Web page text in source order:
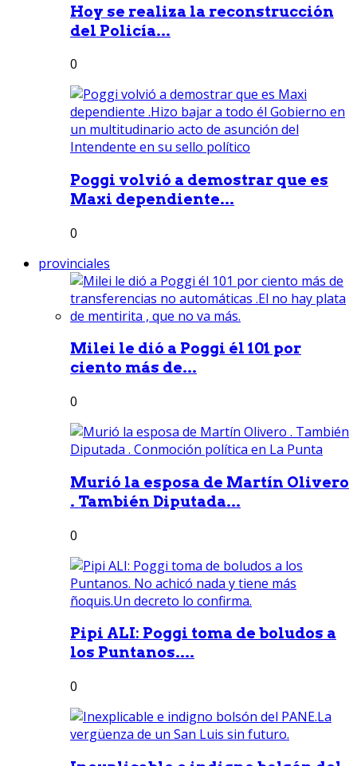
Hoy se realiza la reconstrucción
del Policía...
0
Poggi volvió a demostrar que es
Maxi dependiente...
0
provinciales
Milei le dió a Poggi él 101 por
ciento más de...
0
Murió la esposa de Martín Olivero
. También Diputada...
0
Pipi ALI: Poggi toma de boludos a
los Puntanos....
0